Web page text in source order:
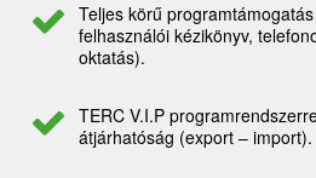
Teljes körű
felhasználói kézikönyv,
oktatás).
TERC V.I.P
átjárhatóság (export – import).